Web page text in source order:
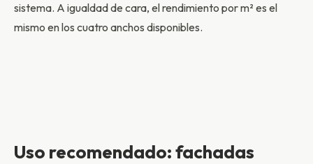
sistema. A igualdad de cara, el rendimiento por m² es el
mismo en los cuatro anchos disponibles.
Uso recomendado: fachadas